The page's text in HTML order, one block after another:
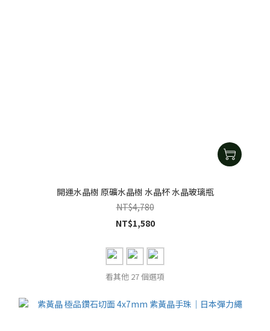
開運水晶樹 原礦水晶樹 水晶杯 水晶玻璃瓶
NT$4,780
NT$1,580
看其他 27 個選項